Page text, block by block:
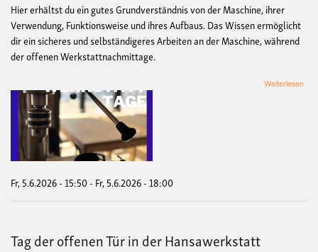
Hier erhältst du ein gutes Grundverständnis von der Maschine, ihrer
Verwendung, Funktionsweise und ihres Aufbaus. Das Wissen ermöglicht
dir ein sicheres und selbständigeres Arbeiten an der Maschine, während
der offenen Werkstattnachmittage.
Weiterlesen
Fr, 5.6.2026 - 15:50- Fr, 5.6.2026 - 18:00
Tag der offenen Tür in der Hansawerkstatt